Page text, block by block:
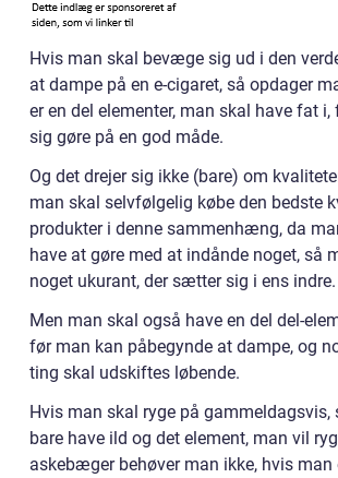
Hvis man skal bevæge sig ud i den
at dampe på en e-cigaret, så opdager
er en del elementer, man skal have fat
sig gøre på en god måde.
Og det drejer sig ikke (bare) om
man skal selvfølgelig købe den bedste
produkter i denne sammenhæng, da
have at gøre med at indånde noget, så
noget ukurant, der sætter sig i ens indre.
Men man skal også have en del del-
før man kan påbegynde at dampe, og
ting skal udskiftes løbende.
Hvis man skal ryge på gammeldagsvis,
bare have ild og det element, man vil
askebæger behøver man ikke, hvis man